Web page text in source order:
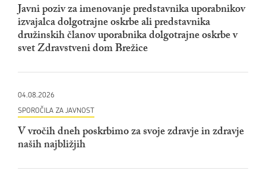
Javni poziv za imenovanje predstavnika uporabnikov
izvajalca dolgotrajne oskrbe ali predstavnika
družinskih članov uporabnika dolgotrajne oskrbe v
svet Zdravstveni dom Brežice
04.08.2026
SPOROČILA ZA JAVNOST
V vročih dneh poskrbimo za svoje zdravje in zdravje
naših najbližjih